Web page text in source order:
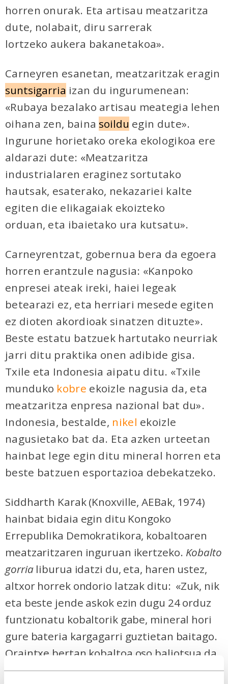
horren onurak. Eta artisau meatzaritza
dute, nolabait, diru sarrerak
lortzeko aukera bakanetakoa».
Carneyren esanetan, meatzaritzak eragin
suntsigarria izan du ingurumenean:
«Rubaya bezalako artisau meategia lehen
oihana zen, baina soildu egin dute».
Ingurune horietako oreka ekologikoa ere
aldarazi dute: «Meatzaritza
industrialaren eraginez sortutako
hautsak, esaterako, nekazariei kalte
egiten die elikagaiak ekoizteko
orduan, eta ibaietako ura kutsatu».
Carneyrentzat, gobernua bera da egoera
horren erantzule nagusia: «Kanpoko
enpresei ateak ireki, haiei legeak
betearazi ez, eta herriari mesede egiten
ez dioten akordioak sinatzen dituzte».
Beste estatu batzuek hartutako neurriak
jarri ditu praktika onen adibide gisa.
Txile eta Indonesia aipatu ditu. «Txile
munduko kobre ekoizle nagusia da, eta
meatzaritza enpresa nazional bat du».
Indonesia, bestalde, nikel ekoizle
nagusietako bat da. Eta azken urteetan
hainbat lege egin ditu mineral horren eta
beste batzuen esportazioa debekatzeko.
Siddharth Karak (Knoxville, AEBak, 1974)
hainbat bidaia egin ditu Kongoko
Errepublika Demokratikora, kobaltoaren
meatzaritzaren inguruan ikertzeko. Kobalto
gorria liburua idatzi du, eta, haren ustez,
altxor horrek ondorio latzak ditu: «Zuk, nik
eta beste jende askok ezin dugu 24 orduz
funtzionatu kobaltorik gabe, mineral hori
gure bateria kargagarri guztietan baitago.
Oraintxe bertan kobaltoa oso baliotsua da,
funtsezko lehengaia baita gaur egungo